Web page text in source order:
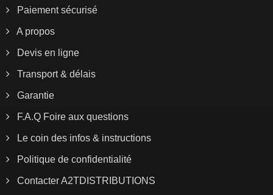
Paiement sécurisé
A propos
Devis en ligne
Transport & délais
Garantie
F.A.Q Foire aux questions
Le coin des infos & instructions
Politique de confidentialité
Contacter A2TDISTRIBUTIONS